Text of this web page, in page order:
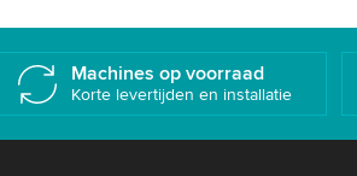
Machines op voorraad
Korte levertijden en installatie